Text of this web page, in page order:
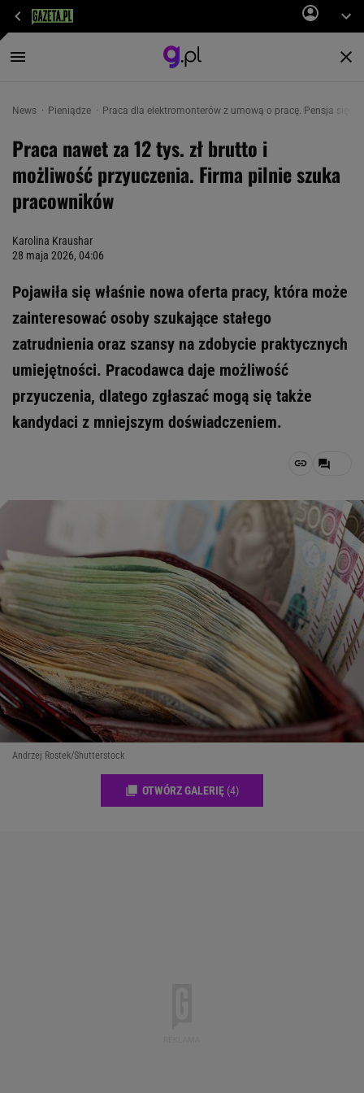
News Pieniądze Praca dla elektromonterów z umową o pracę. Pensja sięga
Praca nawet za 12 tys. zł brutto i
możliwość przyuczenia. Firma pilnie szuka
pracowników
Karolina Kraushar
28 maja 2026, 04:06
Pojawiła się właśnie nowa oferta pracy, która może
zainteresować osoby szukające stałego
zatrudnienia oraz szansy na zdobycie praktycznych
umiejętności. Pracodawca daje możliwość
przyuczenia, dlatego zgłaszać mogą się także
kandydaci z mniejszym doświadczeniem.
Andrzej Rostek/Shutterstock
OTWÓRZ GALERIĘ (4)